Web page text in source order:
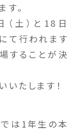
す。
土）と18日
て行われます
することが決
いたします！
は1年生の本